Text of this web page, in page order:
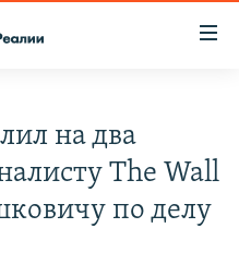
на два
The Wall
по делу